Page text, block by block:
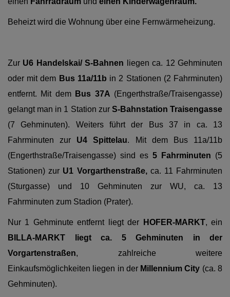
Beheizt wird die Wohnung über eine Fernwärmeheizung.
Zur U6 Handelskai/ S-Bahnen liegen ca. 12 Gehminuten
oder mit dem Bus 11a/11b in 2 Stationen (2 Fahrminuten)
entfernt. Mit dem Bus 37A (Engerthstraße/Traisengasse)
gelangt man in 1 Station zur S-Bahnstation Traisengasse
(7 Gehminuten). Weiters führt der Bus 37 in ca. 13
Fahrminuten zur U4 Spittelau. Mit dem Bus 11a/11b
(Engerthstraße/Traisengasse) sind es 5 Fahrminuten (5
Stationen) zur U1 Vorgarthenstraße, ca. 11 Fahrminuten
(Sturgasse) und 10 Gehminuten zur WU, ca. 13
Fahrminuten zum Stadion (Prater).
Nur 1 Gehminute entfernt liegt der HOFER-MARKT, ein
BILLA-MARKT liegt ca. 5 Gehminuten in der
Vorgartenstraßen, zahlreiche weitere
Einkaufsmöglichkeiten liegen in der Millennium City (ca. 8
Gehminuten).